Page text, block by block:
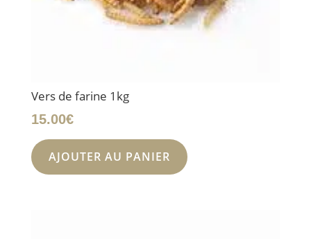
Vers de farine 1kg
15.00€
AJOUTER AU PANIER